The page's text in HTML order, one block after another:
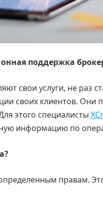
поддержка
свои услуги, не раз
своих клиентов. Они
этого специалисты
информацию по
правам.